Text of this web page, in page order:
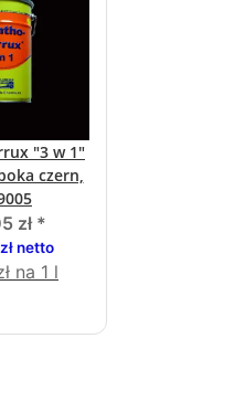
"3 w 1"
czern,
zł *
netto
na 1 l